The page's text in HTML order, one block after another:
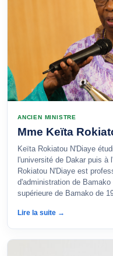
ANCIEN MINISTRE
Mme Keïta
Keïta Rokiatou N'Diaye
l'université de Dakar puis
Rokiatou N'Diaye est
d'administration de
supérieure de Bamako de
Lire la suite →